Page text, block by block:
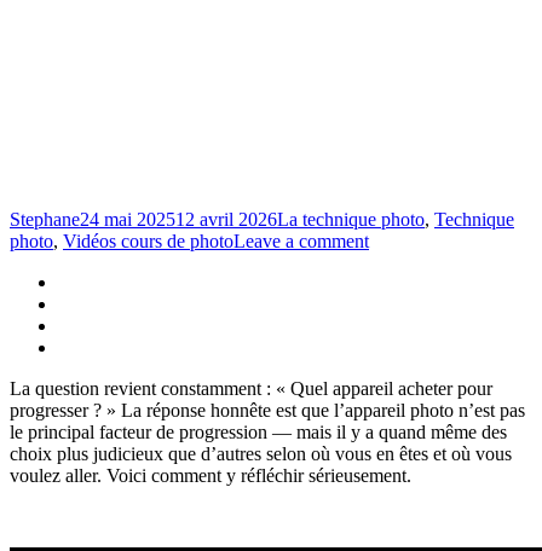
Stephane24 mai 202512 avril 2026La technique photo, Technique
photo, Vidéos cours de photoLeave a comment
La question revient constamment : « Quel appareil acheter pour
progresser ? » La réponse honnête est que l’appareil photo n’est pas
le principal facteur de progression — mais il y a quand même des
choix plus judicieux que d’autres selon où vous en êtes et où vous
voulez aller. Voici comment y réfléchir sérieusement.